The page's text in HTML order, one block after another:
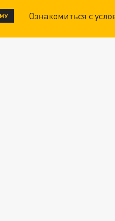
Ознакомиться с